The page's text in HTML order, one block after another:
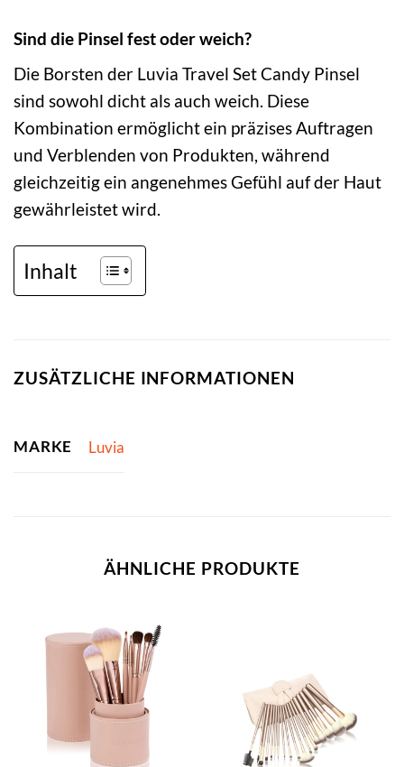
Sind die Pinsel fest oder weich?
Die Borsten der Luvia Travel Set Candy Pinsel
sind sowohl dicht als auch weich. Diese
Kombination ermöglicht ein präzises Auftragen
und Verblenden von Produkten, während
gleichzeitig ein angenehmes Gefühl auf der Haut
gewährleistet wird.
Inhalt
ZUSÄTZLICHE INFORMATIONEN
MARKE Luvia
ÄHNLICHE PRODUKTE